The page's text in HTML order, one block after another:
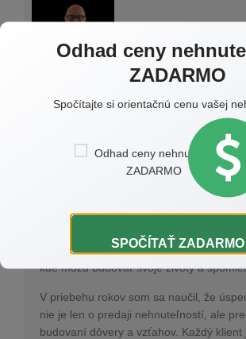
a som
v oblasti
vášeň pre túto profesiu sa začala už v
som si uvedomil, aký význam má domov
z nás. Pomáham klientom nájsť ich
kde môžu budovať svoje životy a
V priebehu rokov som sa naučil, že
nie je len o predaji nehnuteľností, ale
budovaní dôvery a vzťahov. Každý klient
Odhad ceny
ZADARMO
Spočítajte si orientačnú cenu vašej
SPOČÍTAŤ ZADARMO